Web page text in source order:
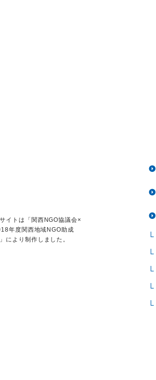
イトは
「関西NGO協議会×
年度関西地域NGO助成
により制作しました。